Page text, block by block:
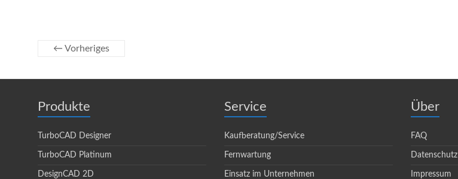
← Vorheriges
Produkte
TurboCAD Designer
TurboCAD Platinum
DesignCAD 2D
Service
Kaufberatung/Service
Fernwartung
Einsatz im Unternehmen
Über
FAQ
Datenschutz
Impressum